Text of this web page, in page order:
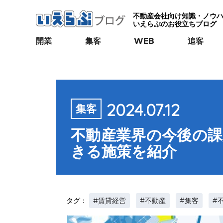
不動産会社向け知識・ノウ
いえらぶのお役立ちブログ
開業 集客 WEB 追客
集客 2024.07.12
不動産業界の今後の
きる施策を紹介
タグ： #賃貸経営 #不動産 #集客 #